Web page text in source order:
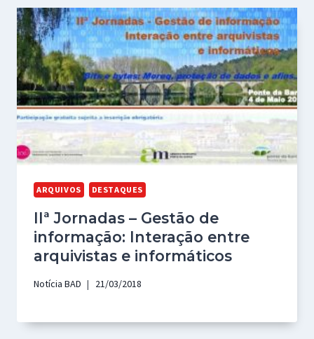
ARQUIVOS DESTAQUES
IIª Jornadas – Gestão de
informação: Interação entre
arquivistas e informáticos
Notícia BAD 21/03/2018